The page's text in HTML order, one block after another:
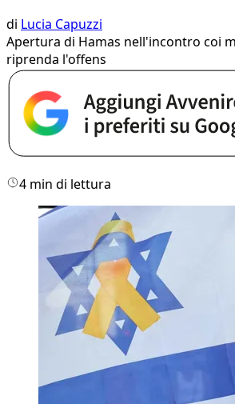
di Lucia Capuzzi
Apertura di Hamas nell'incontro coi
riprenda l'offens
4 min di lettura